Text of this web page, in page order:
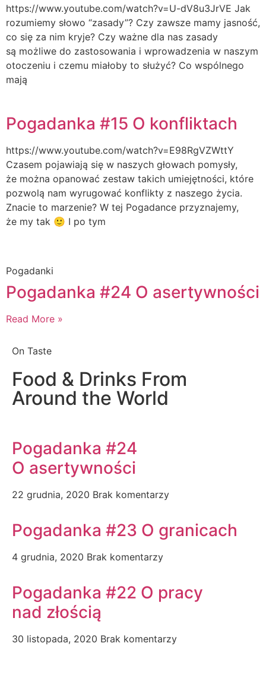
Pogadanki
Pogadanka #24 O asertywności
Read More »
https://www.youtube.com/watch?v=U-dV8u3JrVE Jak
rozumiemy słowo “zasady”? Czy zawsze mamy jasność,
co się za nim kryje? Czy ważne dla nas zasady
są możliwe do zastosowania i wprowadzenia w naszym
otoczeniu i czemu miałoby to służyć? Co wspólnego
mają
Pogadanka #15 O konfliktach
https://www.youtube.com/watch?v=E98RgVZWttY
Czasem pojawiają się w naszych głowach pomysły,
że można opanować zestaw takich umiejętności, które
pozwolą nam wyrugować konflikty z naszego życia.
Znacie to marzenie? W tej Pogadance przyznajemy,
że my tak 🙂 I po tym
On Taste
Food & Drinks From
Around the World
Pogadanka #24
O asertywności
22 grudnia, 2020 Brak komentarzy
Pogadanka #23 O granicach
4 grudnia, 2020 Brak komentarzy
Pogadanka #22 O pracy
nad złością
30 listopada, 2020 Brak komentarzy